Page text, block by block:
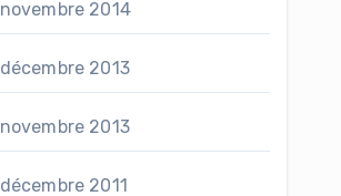
novembre 2014
décembre 2013
novembre 2013
décembre 2011